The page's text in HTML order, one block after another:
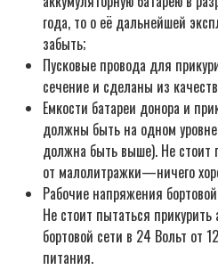
года, то о её дальнейшей
забыть;
Пусковые провода для
сечение и сделаны из
Емкости батареи донора и
должны быть на одном
должна быть выше). Не стоит
от малолитражки—ничего
Рабочие напряжения
Не стоит пытаться
бортовой сети в 24 Вольт от
питания.